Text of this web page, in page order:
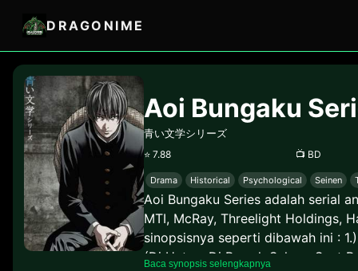
DRAGONIME
Aoi Bungaku
青い文学シリーズ
⭐ 7.88 📺 BD
Drama Historical Psychological Seinen
Aoi Bungaku Series adalah serial
MTI, McRay, Threelight Holdings,
sinopsisnya seperti dibawah ini :
(Di Hutan, Di Bawah Sakura Saat
Baca synopsis selengkapnya